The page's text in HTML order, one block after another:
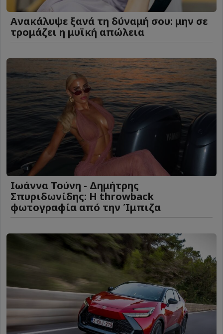
Ανακάλυψε ξανά τη δύναμή σου: μην σε
τρομάζει η μυϊκή απώλεια
Ιωάννα Τούνη - Δημήτρης
Σπυριδωνίδης: Η throwback
φωτογραφία από την Ίμπιζα